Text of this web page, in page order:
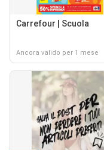
Carrefour | Scuola
Ancora valido per 1 mese